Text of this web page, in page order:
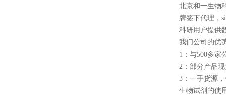
北京和一生物
牌签下代理，
科研用户提供
我们公司的优
1：与500多家
2：部分产品
3：一手货源
生物试剂的使